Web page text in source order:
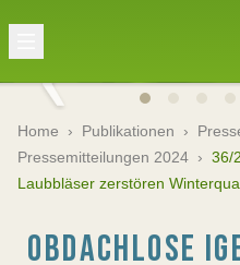
Home › Publikationen ›
Pressemitteilungen 2024 › 36/
Laubbläser zerstören
OBDACHLOSE